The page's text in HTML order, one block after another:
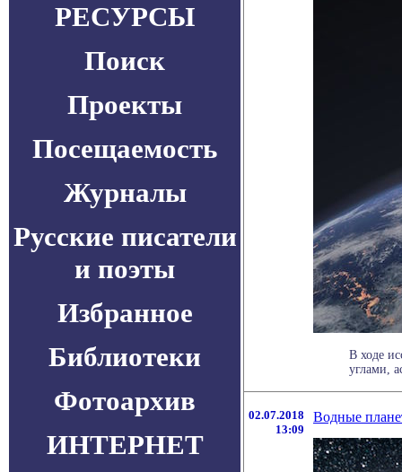
РЕСУРСЫ
Поиск
Проекты
Посещаемость
Журналы
Русские писатели
и поэты
Избранное
Библиотеки
Фотоархив
ИНТЕРНЕТ
В ходе
углами,
02.07.2018
13:09
Водные